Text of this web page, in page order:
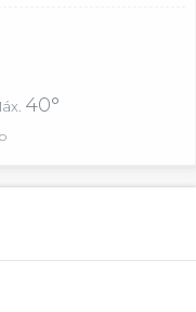
40°